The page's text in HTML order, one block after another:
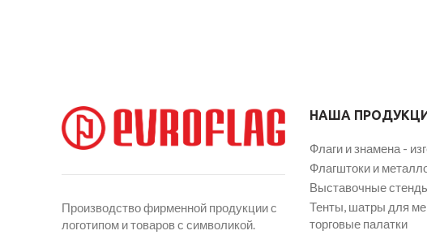
Производство фирменной продукции с
логотипом и товаров с символикой.
НАША
Флаги и знамена -
Флагштоки и
Выставочные
Тенты, шатры для
торговые палатки